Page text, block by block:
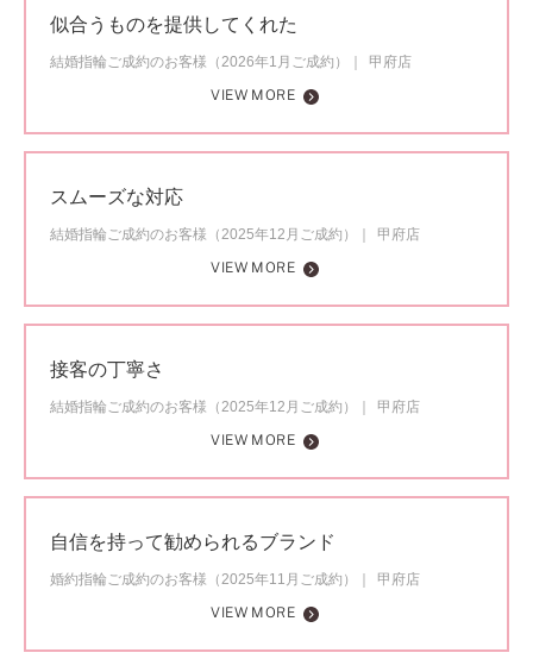
似合うものを提供してくれた
結婚指輪ご成約のお客様（2026年1月ご成約）
甲府店
VIEW MORE
スムーズな対応
結婚指輪ご成約のお客様（2025年12月ご成約）
甲府店
VIEW MORE
接客の丁寧さ
結婚指輪ご成約のお客様（2025年12月ご成約）
甲府店
VIEW MORE
自信を持って勧められるブランド
婚約指輪ご成約のお客様（2025年11月ご成約）
甲府店
VIEW MORE